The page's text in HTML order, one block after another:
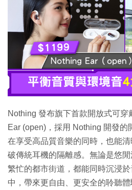
Nothing 發布旗下首款開放式可穿
Ear (open)，採用 Nothing 開發的
在享受高品質音樂的同時，也能
破傳統耳機的隔離感。無論是悠
繁忙的都市街道，都能同時沉浸
中，帶來更自由、更安全的聆聽體